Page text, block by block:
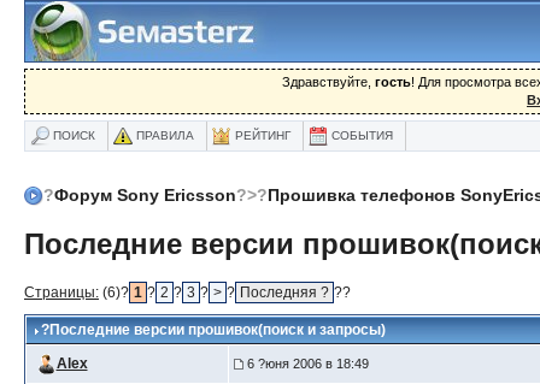
Здравствуйте, гость! Для просмотра
ПОИСК ПРАВИЛА РЕЙТИНГ СОБЫТИЯ
?Форум Sony Ericsson?>?Прошивка телефонов
Последние версии
Страницы: (6)? 1 ? 2 ? 3 ? > ? Последняя ? ??
?Последние версии прошивок(поиск и запросы)
Alex
6 ?юня 2006 в 18:49